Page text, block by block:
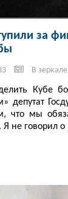
за
В
Кубе
депутат
что мы
Я не говорил о